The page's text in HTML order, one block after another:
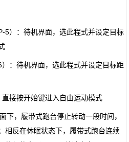
5）：待机界面，选此程式并设定目标
：待机界面，选此程式并设定目标距
接按开始键进入自由运动模式
下，履带式跑台停止转动一段时间，
相反在休眠状态下，履带式跑台连续